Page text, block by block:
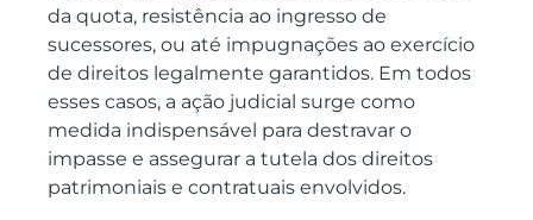
da quota, resistência ao ingresso de
sucessores, ou até impugnações ao exercício
de direitos legalmente garantidos. Em todos
esses casos, a ação judicial surge como
medida indispensável para destravar o
impasse e assegurar a tutela dos direitos
patrimoniais e contratuais envolvidos.